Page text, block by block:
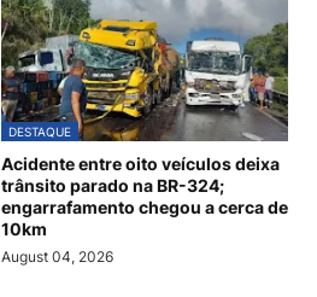
DESTAQUE
Acidente entre oito veículos deixa
trânsito parado na BR-324;
engarrafamento chegou a cerca de
10km
August 04, 2026